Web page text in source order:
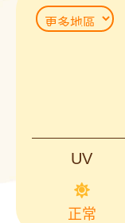
UV
正常